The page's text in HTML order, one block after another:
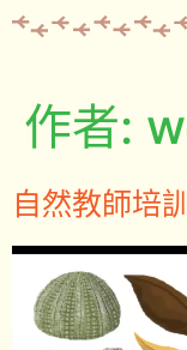
作者:
自然教師培